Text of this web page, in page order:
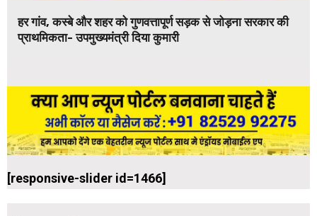
हर गांव, कस्बे और शहर को गुणवत्तापूर्ण सड़क से जोड़ना सरकार की
प्राथमिकता- उपमुख्यमंत्री दिया कुमारी
[responsive-slider id=1466]